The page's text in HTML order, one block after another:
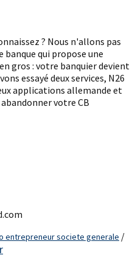
? Nous n'allons pas
banque qui propose une
gros : votre banquier devient
essayé deux services, N26
applications allemande et
votre CB
entrepreneur societe generale /